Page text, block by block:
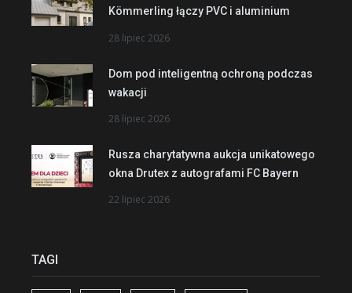
Kömmerling łączy PVC i aluminium
28 lipiec 2026
Dom pod inteligentną ochroną podczas
wakacji
28 lipiec 2026
Rusza charytatywna aukcja unikatowego
okna Drutex z autografami FC Bayern
22 lipiec 2026
TAGI